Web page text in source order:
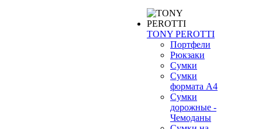
TONY PEROTTI
Портфели
Рюкзаки
Сумки
Сумки
формата А4
Сумки
дорожные -
Чемоданы